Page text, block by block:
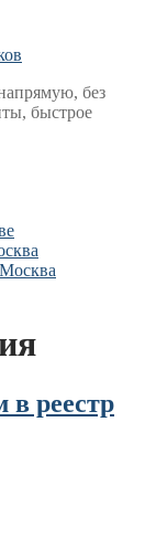
без
быстрое
в реестр